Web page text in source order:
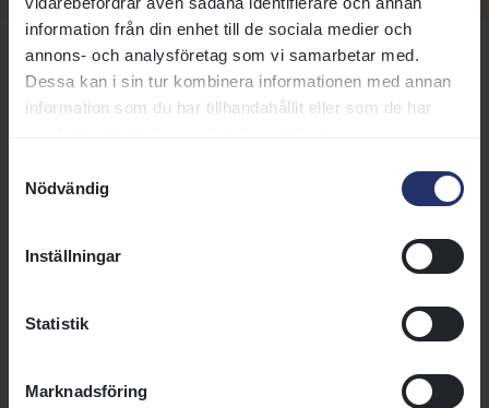
information från din enhet till de sociala medier och
annons- och analysföretag som vi samarbetar med.
Dessa kan i sin tur kombinera informationen med annan
information som du har tillhandahållit eller som de har
Nödvändig
Inställningar
Statistik
Marknadsföring
Aktuella inregistreringar
aktuella registreringar av bland
annat försäljningar, registrerade
föl, importer, exporter och nya
licenser. På den här sidan kan du